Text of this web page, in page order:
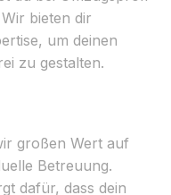
bieten dir
um deinen
zu gestalten.
großen Wert auf
Betreuung.
dafür, dass dein